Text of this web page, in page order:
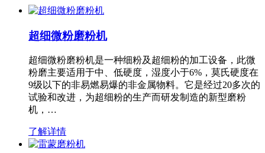
超细微粉磨粉机
超细微粉磨粉机是一种细粉及超细粉的加工设备，此微
粉磨主要适用于中、低硬度，湿度小于6%，莫氏硬度在
9级以下的非易燃易爆的非金属物料。它是经过20多次的
试验和改进，为超细粉的生产而研发制造的新型磨粉
机，…
了解详情